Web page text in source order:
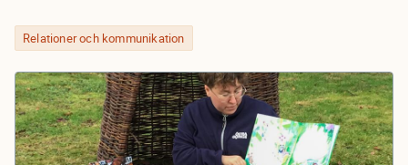
Relationer och kommunikation